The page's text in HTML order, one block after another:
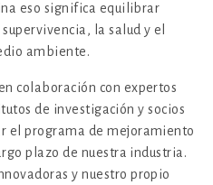
eso significa equilibrar
la salud y el
ambiente.
colaboración con expertos
de investigación y socios
el programa de mejoramiento
plazo de nuestra industria.
y nuestro propio